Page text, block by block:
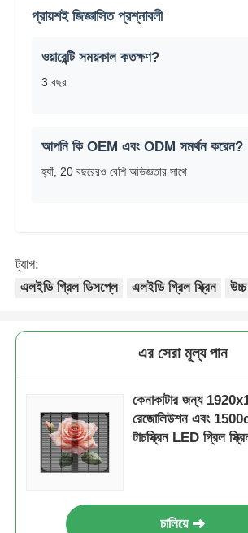
প্রায়শই জিজ্ঞাসিত প্রশ্নাবলী
ওয়ারেন্টি সময়কাল কতক্ষণ?
3 বছর
আপনি কি OEM এবং ODM সমর্থন করেন?
হ্যাঁ, 20 বছরেরও বেশি অভিজ্ঞতার সাথে
ট্যাগ:
এলইডি গ্রিল ডিসপ্লে
এলইডি গ্রিল স্ক্রিন
এর সেরা মূল্য পান
কেনাকাটার জন্য
রেজোলিউশন এবং
টাচস্ক্রিন LED গ্রিল
চালিয়ে